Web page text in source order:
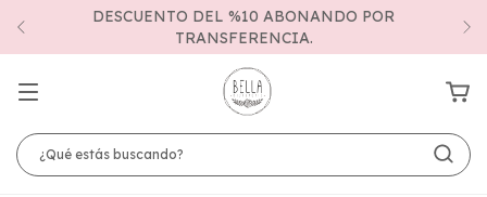
DESCUENTO DEL %10 ABONANDO POR
TRANSFERENCIA.